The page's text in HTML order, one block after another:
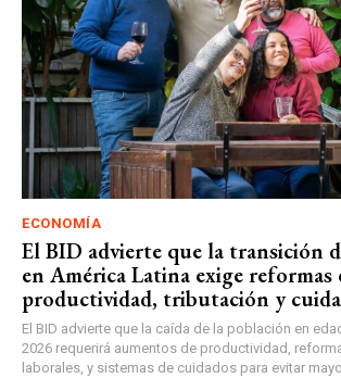
ECONOMÍA
El BID advierte que la transición
en América Latina exige reformas
productividad, tributación y
El BID advierte que la caída de la población en
2026 requerirá aumentos de productividad,
laborales, y sistemas de cuidados para evitar